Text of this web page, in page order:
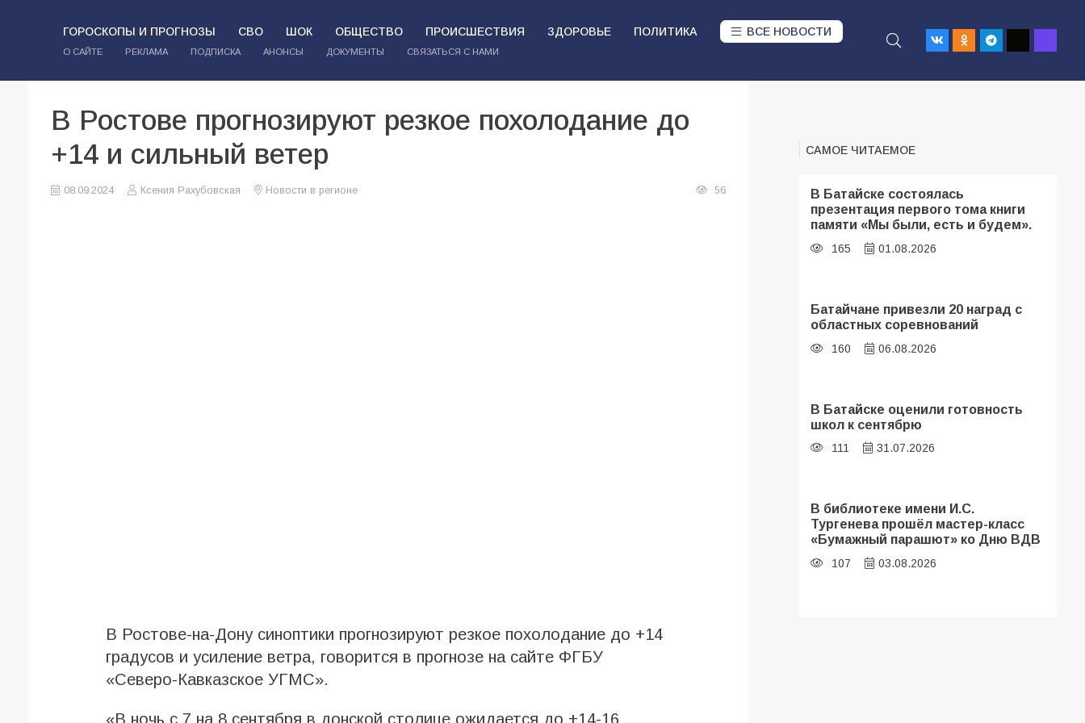
ГОРОСКОПЫ И ПРОГНОЗЫ СВО ШОК ОБЩЕСТВО ПРОИСШЕСТВИЯ ЗДОРОВЬЕ ПОЛИТИКА ВСЕ НОВОСТИ
О САЙТЕ РЕКЛАМА ПОДПИСКА АНОНСЫ ДОКУМЕНТЫ СВЯЗАТЬСЯ С НАМИ
В Ростове прогнозируют резкое похолодание до
+14 и сильный ветер
08.09.2024 Ксения Рахубовская Новости в регионе 56
В Ростове-на-Дону синоптики прогнозируют резкое похолодание до +14
градусов и усиление ветра, говорится в прогнозе на сайте ФГБУ
«Северо-Кавказское УГМС».
«В ночь с 7 на 8 сентября в донской столице ожидается до +14-16
САМОЕ ЧИТАЕМОЕ
В Батайске состоялась
презентация первого тома книги
памяти «Мы были, есть и будем».
165 01.08.2026
Батайчане привезли 20 наград с
областных соревнований
160 06.08.2026
В Батайске оценили готовность
школ к сентябрю
111 31.07.2026
В библиотеке имени И.С.
Тургенева прошёл мастер-класс
«Бумажный парашют» ко Дню ВДВ
107 03.08.2026